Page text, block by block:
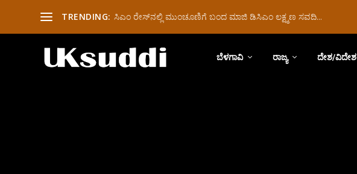
TRENDING: ಸಿಎಂ ರೇಸ್‌ನಲ್ಲಿ ಮುಂಚೂಣಿಗೆ ಬಂದ ಮಾಜಿ ಡಿಸಿಎಂ ಲಕ್ಷ್ಮಣ ಸವದಿ...
ಬೆಳಗಾವಿ ರಾಜ್ಯ ದೇಶ/ವಿದೇಶ